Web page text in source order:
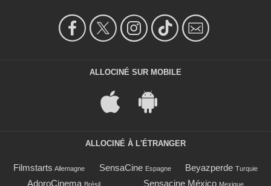
ALLOCINÉ SUR MOBILE
ALLOCINÉ À L'ÉTRANGER
Filmstarts Allemagne SensaCine Espagne Beyazperde Turquie
AdoroCinema Brésil Sensacine México Mexique